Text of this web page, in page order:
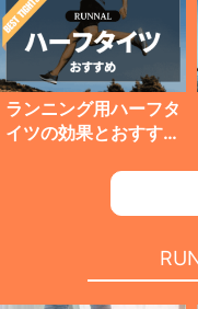
ランニング用ハーフタ
イツの効果とおすすめ